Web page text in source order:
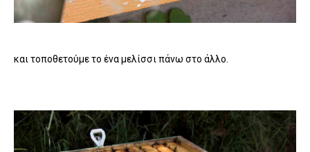
και τοποθετούμε το ένα μελίσσι πάνω στο άλλο.